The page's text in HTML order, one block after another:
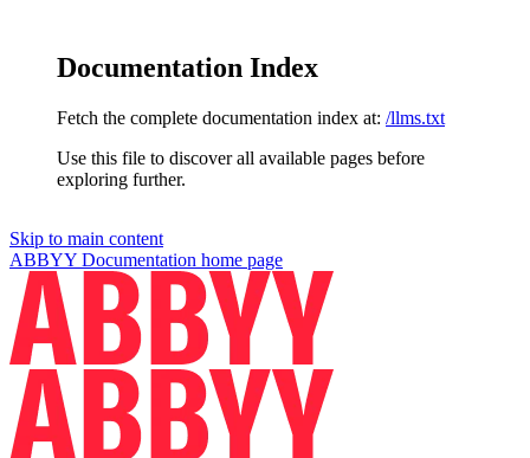
Documentation Index
Fetch the complete documentation index at: /llms.txt
Use this file to discover all available pages before
exploring further.
Skip to main content
ABBYY Documentation home page